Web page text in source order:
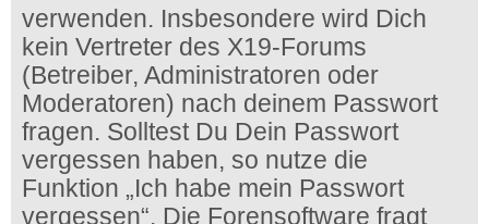
verwenden. Insbesondere wird Dich
kein Vertreter des X19-Forums
(Betreiber, Administratoren oder
Moderatoren) nach deinem Passwort
fragen. Solltest Du Dein Passwort
vergessen haben, so nutze die
Funktion „Ich habe mein Passwort
vergessen“. Die Forensoftware fragt